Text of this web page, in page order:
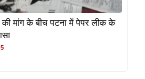
की मांग के बीच पटना में पेपर लीक के